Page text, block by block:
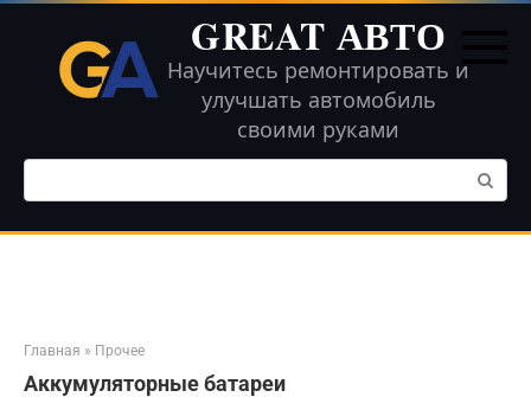
Перейти
контенту
GREAT АВТО
Научитесь ремонтировать и
улучшать автомобиль
своими руками
Поиск:
Главная » Прочее
Аккумуляторные батареи